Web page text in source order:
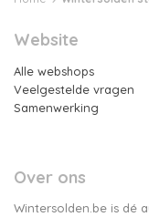
Website
Alle webshops
Veelgestelde vragen
Samenwerking
Over ons
Wintersolden.be is dé